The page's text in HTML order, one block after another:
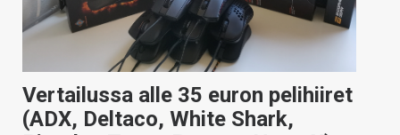
Vertailussa alle 35 euron pelihiiret
(ADX, Deltaco, White Shark,